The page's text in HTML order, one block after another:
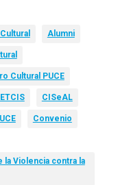
Alumni
Cultural PUCE
CISeAL
Convenio
la Violencia contra la